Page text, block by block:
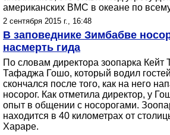
американских ВМС в океане по
2 сентября 2015 г., 16:48
В заповеднике Зимбабве
насмерть гида
По словам директора зоопарка Кейт
Тафаджа Гошо, который водил
скончался после того, как на него
носорог. Как отметила директор, у
опыт в общении с носорогами.
находится в 40 километрах от
Хараре.